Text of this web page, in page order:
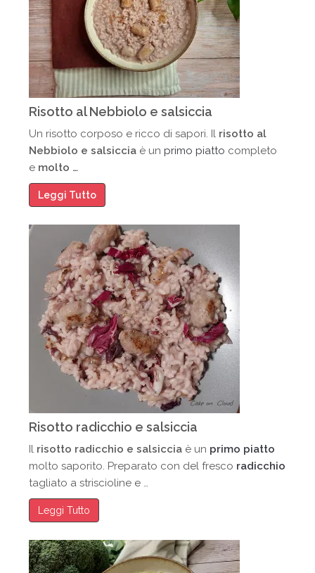
Risotto al Nebbiolo e salsiccia
Un risotto corposo e ricco di sapori. Il risotto al
Nebbiolo e salsiccia è un primo piatto completo
e molto …
Leggi Tutto
Risotto radicchio e salsiccia
Il risotto radicchio e salsiccia è un primo piatto
molto saporito. Preparato con del fresco radicchio
tagliato a striscioline e …
Leggi Tutto